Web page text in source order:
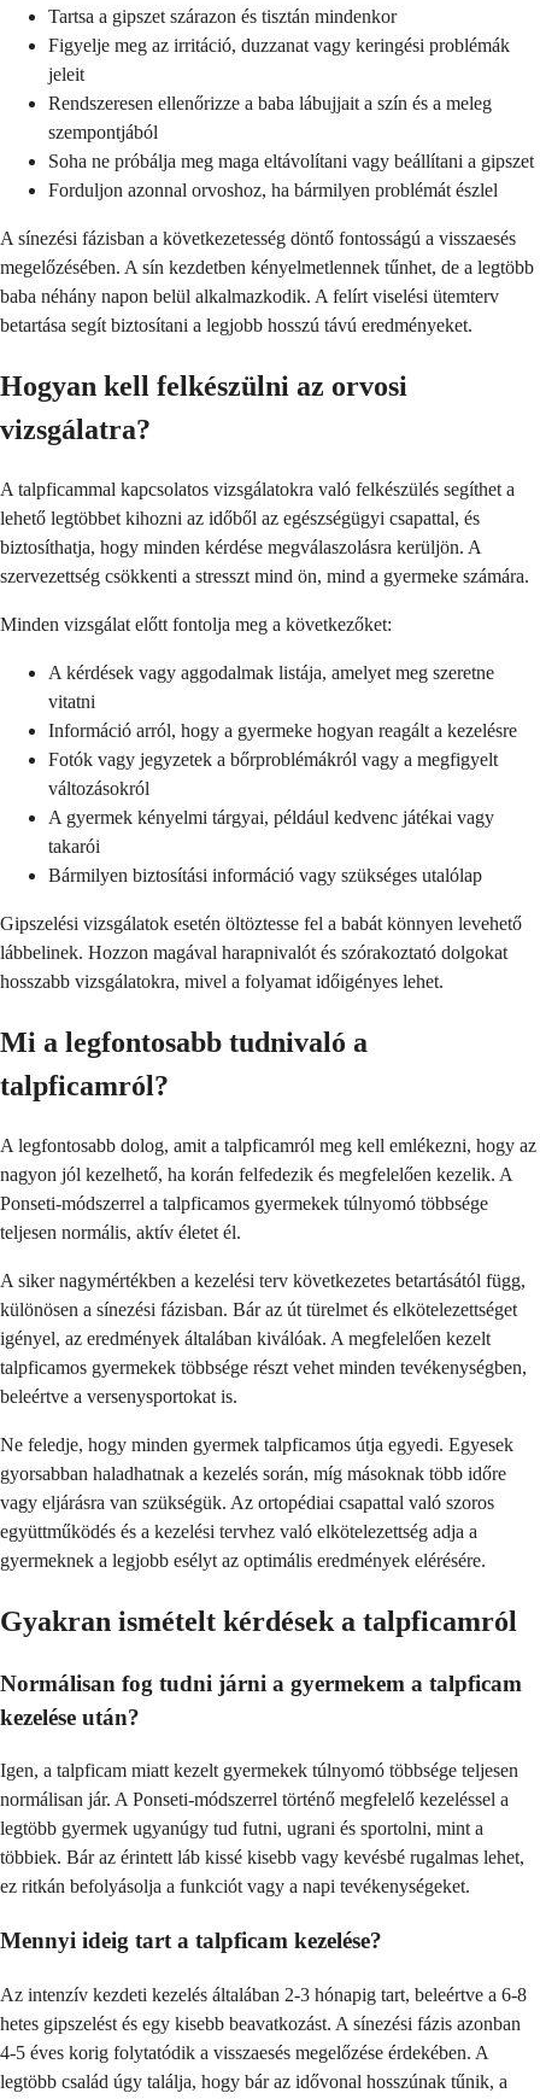
Tartsa a gipszet szárazon és tisztán mindenkor
Figyelje meg az irritáció, duzzanat vagy keringési problémák
jeleit
Rendszeresen ellenőrizze a baba lábujjait a szín és a meleg
szempontjából
Soha ne próbálja meg maga eltávolítani vagy beállítani a gipszet
Forduljon azonnal orvoshoz, ha bármilyen problémát észlel
A sínezési fázisban a következetesség döntő fontosságú a visszaesés
megelőzésében. A sín kezdetben kényelmetlennek tűnhet, de a legtöbb
baba néhány napon belül alkalmazkodik. A felírt viselési ütemterv
betartása segít biztosítani a legjobb hosszú távú eredményeket.
Hogyan kell felkészülni az orvosi
vizsgálatra?
A talpficammal kapcsolatos vizsgálatokra való felkészülés segíthet a
lehető legtöbbet kihozni az időből az egészségügyi csapattal, és
biztosíthatja, hogy minden kérdése megválaszolásra kerüljön. A
szervezettség csökkenti a stresszt mind ön, mind a gyermeke számára.
Minden vizsgálat előtt fontolja meg a következőket:
A kérdések vagy aggodalmak listája, amelyet meg szeretne
vitatni
Információ arról, hogy a gyermeke hogyan reagált a kezelésre
Fotók vagy jegyzetek a bőrproblémákról vagy a megfigyelt
változásokról
A gyermek kényelmi tárgyai, például kedvenc játékai vagy
takarói
Bármilyen biztosítási információ vagy szükséges utalólap
Gipszelési vizsgálatok esetén öltöztesse fel a babát könnyen levehető
lábbelinek. Hozzon magával harapnivalót és szórakoztató dolgokat
hosszabb vizsgálatokra, mivel a folyamat időigényes lehet.
Mi a legfontosabb tudnivaló a
talpficamról?
A legfontosabb dolog, amit a talpficamról meg kell emlékezni, hogy az
nagyon jól kezelhető, ha korán felfedezik és megfelelően kezelik. A
Ponseti-módszerrel a talpficamos gyermekek túlnyomó többsége
teljesen normális, aktív életet él.
A siker nagymértékben a kezelési terv következetes betartásától függ,
különösen a sínezési fázisban. Bár az út türelmet és elkötelezettséget
igényel, az eredmények általában kiválóak. A megfelelően kezelt
talpficamos gyermekek többsége részt vehet minden tevékenységben,
beleértve a versenysportokat is.
Ne feledje, hogy minden gyermek talpficamos útja egyedi. Egyesek
gyorsabban haladhatnak a kezelés során, míg másoknak több időre
vagy eljárásra van szükségük. Az ortopédiai csapattal való szoros
együttműködés és a kezelési tervhez való elkötelezettség adja a
gyermeknek a legjobb esélyt az optimális eredmények elérésére.
Gyakran ismételt kérdések a talpficamról
Normálisan fog tudni járni a gyermekem a talpficam
kezelése után?
Igen, a talpficam miatt kezelt gyermekek túlnyomó többsége teljesen
normálisan jár. A Ponseti-módszerrel történő megfelelő kezeléssel a
legtöbb gyermek ugyanúgy tud futni, ugrani és sportolni, mint a
többiek. Bár az érintett láb kissé kisebb vagy kevésbé rugalmas lehet,
ez ritkán befolyásolja a funkciót vagy a napi tevékenységeket.
Mennyi ideig tart a talpficam kezelése?
Az intenzív kezdeti kezelés általában 2-3 hónapig tart, beleértve a 6-8
hetes gipszelést és egy kisebb beavatkozást. A sínezési fázis azonban
4-5 éves korig folytatódik a visszaesés megelőzése érdekében. A
legtöbb család úgy találja, hogy bár az idővonal hosszúnak tűnik, a